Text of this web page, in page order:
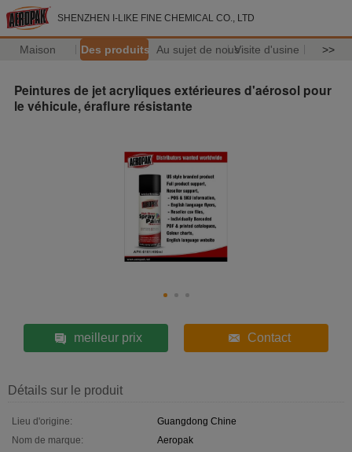
SHENZHEN I-LIKE FINE CHEMICAL CO., LTD
Maison Des produits Au sujet de nousVisite d'usine >>
Peintures de jet acryliques extérieures d'aérosol pour
le véhicule, éraflure résistante
meilleur prix Contact
Détails sur le produit
Lieu d'origine:
Guangdong Chine
Nom de marque:
Aeropak